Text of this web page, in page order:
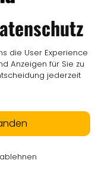
die User Experience
Anzeigen für Sie zu
jederzeit